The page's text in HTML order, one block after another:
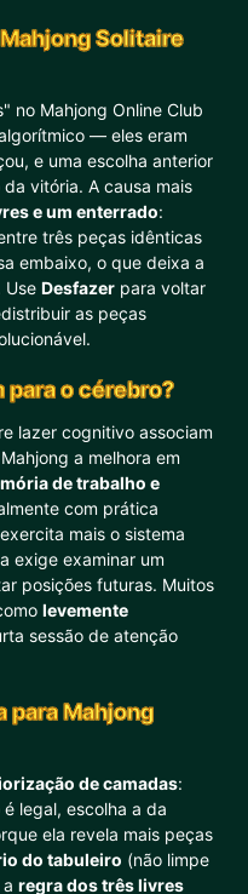
Solitaire
no Mahjong Online Club
— eles eram
e uma escolha anterior
vitória. A causa mais
e um enterrado:
três peças idênticas
embaixo, o que deixa a
UseDesfazer para voltar
as peças
para o cérebro?
lazer cognitivo associam
a melhora em
de trabalho e
com prática
mais o sistema
exige examinar um
posições futuras. Muitos
levemente
sessão de atenção
para Mahjong
de camadas:
legal, escolha a da
ela revela mais peças
do tabuleiro (não limpe
aregra dos três livres